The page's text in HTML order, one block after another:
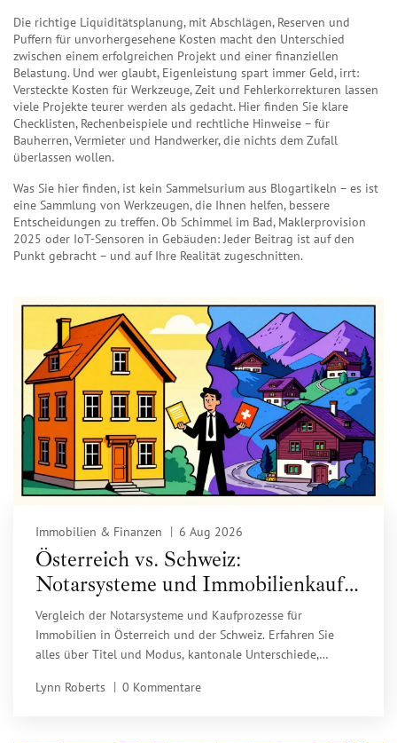
Die richtige Liquiditätsplanung, mit Abschlägen, Reserven und
Puffern für unvorhergesehene Kosten macht den Unterschied
zwischen einem erfolgreichen Projekt und einer finanziellen
Belastung. Und wer glaubt, Eigenleistung spart immer Geld, irrt:
Versteckte Kosten für Werkzeuge, Zeit und Fehlerkorrekturen lassen
viele Projekte teurer werden als gedacht. Hier finden Sie klare
Checklisten, Rechenbeispiele und rechtliche Hinweise – für
Bauherren, Vermieter und Handwerker, die nichts dem Zufall
überlassen wollen.
Was Sie hier finden, ist kein Sammelsurium aus Blogartikeln – es ist
eine Sammlung von Werkzeugen, die Ihnen helfen, bessere
Entscheidungen zu treffen. Ob Schimmel im Bad, Maklerprovision
2025 oder IoT-Sensoren in Gebäuden: Jeder Beitrag ist auf den
Punkt gebracht – und auf Ihre Realität zugeschnitten.
Immobilien & Finanzen 6 Aug 2026
Österreich vs. Schweiz:
Notarsysteme und Immobilienkauf
im direkten Vergleich
Vergleich der Notarsysteme und Kaufprozesse für
Immobilien in Österreich und der Schweiz. Erfahren Sie
alles über Titel und Modus, kantonale Unterschiede,
Lynn Roberts
0 Kommentare